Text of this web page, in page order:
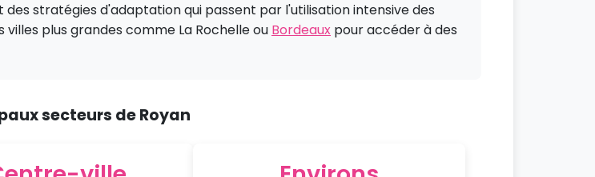
stratégies d'adaptation qui passent par l'utilisation intensive des
plus grandes comme La Rochelle ou Bordeaux pour accéder à des
secteurs de Royan